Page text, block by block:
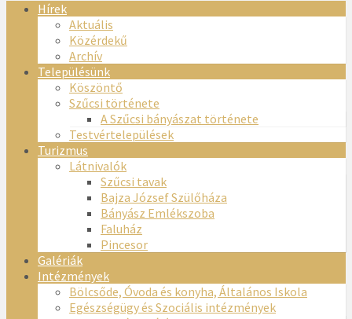
Hírek
Aktuális
Közérdekű
Archív
Településünk
Köszöntő
Szűcsi története
A Szűcsi bányászat története
Testvértelepülések
Turizmus
Látnivalók
Szűcsi tavak
Bajza József Szülőháza
Bányász Emlékszoba
Faluház
Pincesor
Galériák
Intézmények
Bölcsőde, Óvoda és konyha, Általános Iskola
Egészségügy és Szociális intézmények